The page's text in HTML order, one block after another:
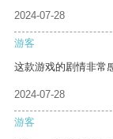
2024-07-28
游客
这款游戏的剧情非常
2024-07-28
游客